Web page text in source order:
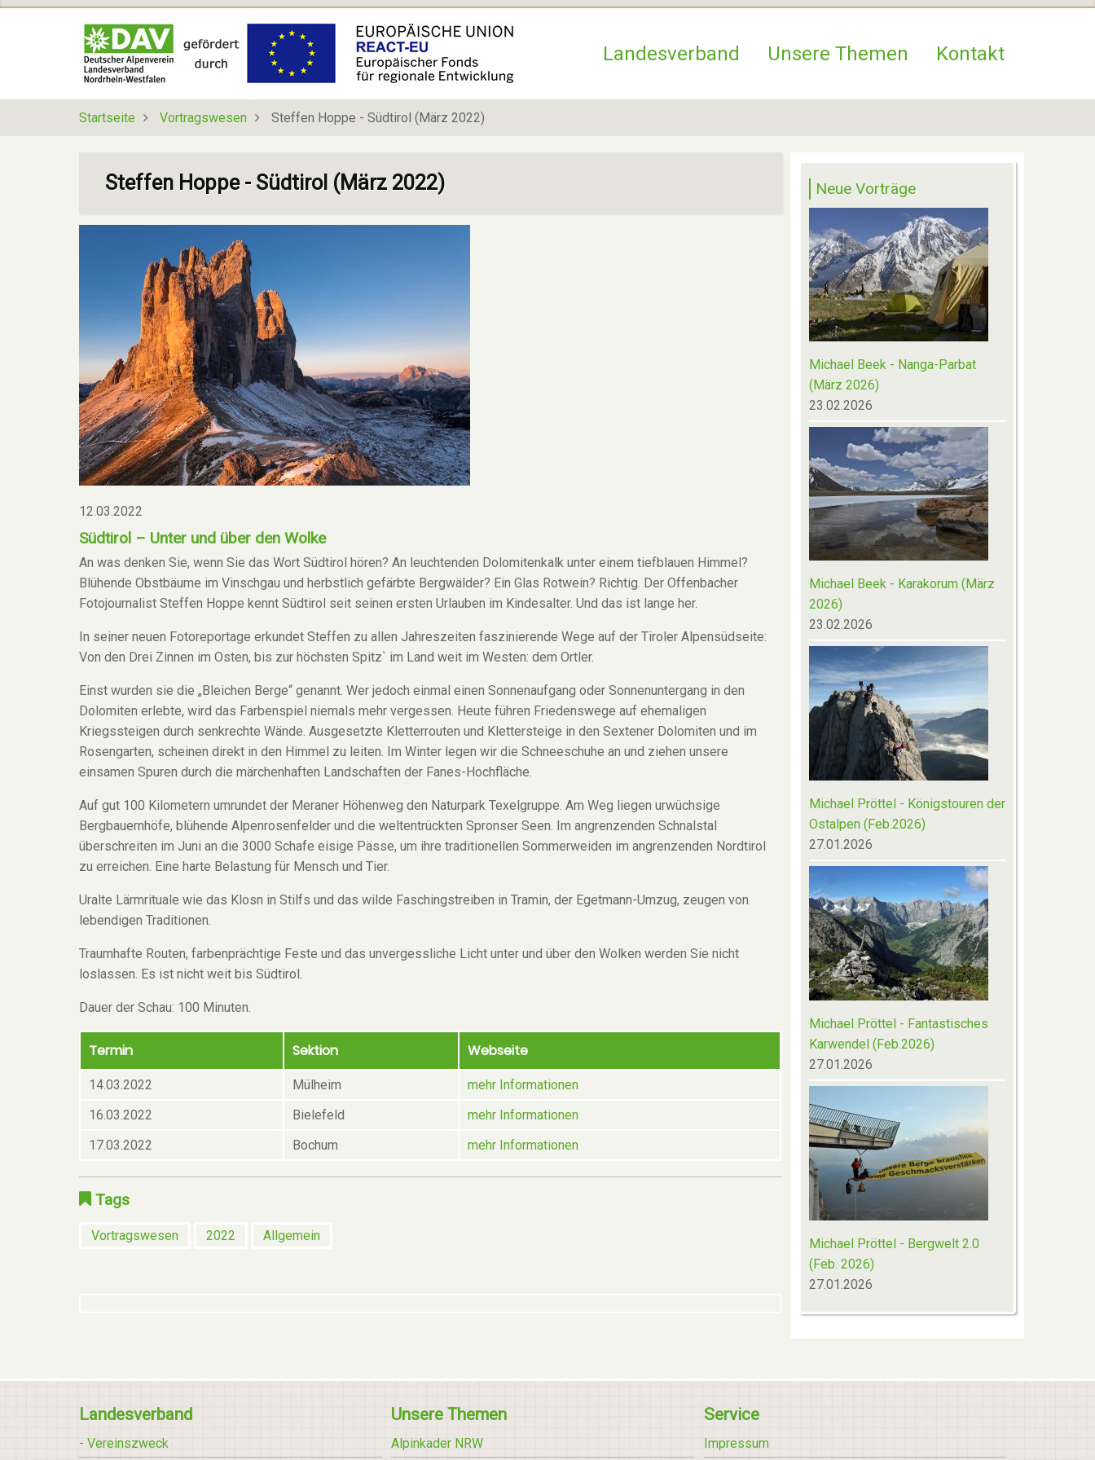
Direkt
Hauptnavigation
Landesverband Unsere Themen Kontakt
Startseite Vortragswesen Steffen Hoppe - Südtirol (März 2022)
Steffen Hoppe - Südtirol (März 2022)
12.03.2022
Südtirol – Unter und über den Wolke
An was denken Sie, wenn Sie das Wort Südtirol hören? An leuchtenden Dolomitenkalk unter einem tiefblauen Himmel?
Blühende Obstbäume im Vinschgau und herbstlich gefärbte Bergwälder? Ein Glas Rotwein? Richtig. Der Offenbacher
Fotojournalist Steffen Hoppe kennt Südtirol seit seinen ersten Urlauben im Kindesalter. Und das ist lange her.
In seiner neuen Fotoreportage erkundet Steffen zu allen Jahreszeiten faszinierende Wege auf der Tiroler Alpensüdseite:
Von den Drei Zinnen im Osten, bis zur höchsten Spitz` im Land weit im Westen: dem Ortler.
Einst wurden sie die „Bleichen Berge“ genannt. Wer jedoch einmal einen Sonnenaufgang oder Sonnenuntergang in den
Dolomiten erlebte, wird das Farbenspiel niemals mehr vergessen. Heute führen Friedenswege auf ehemaligen
Kriegssteigen durch senkrechte Wände. Ausgesetzte Kletterrouten und Klettersteige in den Sextener Dolomiten und im
Rosengarten, scheinen direkt in den Himmel zu leiten. Im Winter legen wir die Schneeschuhe an und ziehen unsere
einsamen Spuren durch die märchenhaften Landschaften der Fanes-Hochfläche.
Auf gut 100 Kilometern umrundet der Meraner Höhenweg den Naturpark Texelgruppe. Am Weg liegen urwüchsige
Bergbauernhöfe, blühende Alpenrosenfelder und die weltentrückten Spronser Seen. Im angrenzenden Schnalstal
überschreiten im Juni an die 3000 Schafe eisige Pässe, um ihre traditionellen Sommerweiden im angrenzenden Nordtirol
zu erreichen. Eine harte Belastung für Mensch und Tier.
Uralte Lärmrituale wie das Klosn in Stilfs und das wilde Faschingstreiben in Tramin, der Egetmann-Umzug, zeugen von
lebendigen Traditionen.
Traumhafte Routen, farbenprächtige Feste und das unvergessliche Licht unter und über den Wolken werden Sie nicht
loslassen. Es ist nicht weit bis Südtirol.
Dauer der Schau: 100 Minuten.
Termin Sektion Webseite
14.03.2022 Mülheim
mehr Informationen
16.03.2022
Bielefeld
mehr Informationen
17.03.2022
Bochum mehr Informationen
Tags
Vortragswesen 2022 Allgemein
Neue Vorträge
Michael Beek - Nanga-Parbat
(März 2026)
23.02.2026
Michael Beek - Karakorum (März
2026)
23.02.2026
Michael Pröttel - Königstouren der
Ostalpen (Feb.2026)
27.01.2026
Michael Pröttel - Fantastisches
Karwendel (Feb.2026)
27.01.2026
Michael Pröttel - Bergwelt 2.0
(Feb. 2026)
27.01.2026
Landesverband
- Vereinszweck
Unsere Themen
Alpinkader NRW
Service
Impressum